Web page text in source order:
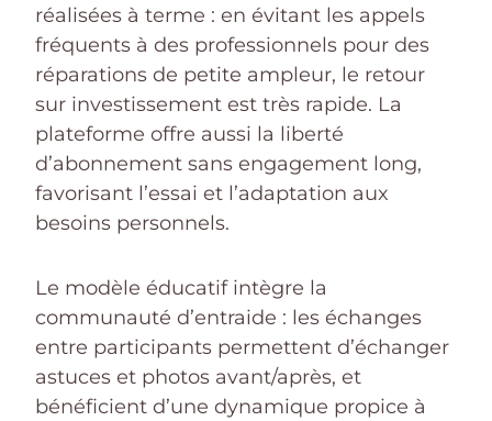
réalisées à terme : en évitant les appels
fréquents à des professionnels pour des
réparations de petite ampleur, le retour
sur investissement est très rapide. La
plateforme offre aussi la liberté
d’abonnement sans engagement long,
favorisant l’essai et l’adaptation aux
besoins personnels.
Le modèle éducatif intègre la
communauté d’entraide : les échanges
entre participants permettent d’échanger
astuces et photos avant/après, et
bénéficient d’une dynamique propice à